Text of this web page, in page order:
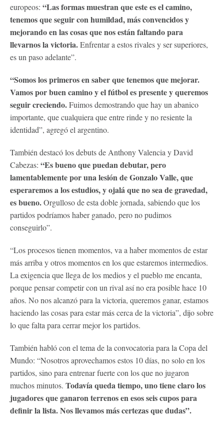
europeos: “Las formas muestran que este es el camino,
tenemos que seguir con humildad, más convencidos y
mejorando en las cosas que nos están faltando para
llevarnos la victoria.Enfrentar a estos rivales y ser superiores,
es un paso adelante”.
“Somos los primeros en saber que tenemos que mejorar.
Vamos por buen camino y el fútbol es presente y queremos
seguir creciendo.Fuimos demostrando que hay un abanico
importante, que cualquiera que entre rinde y no resiente la
identidad”, agregó el argentino.
También destacó los debuts de Anthony Valencia y David
Cabezas: “Es bueno que puedan debutar, pero
lamentablemente por una lesión de Gonzalo Valle, que
esperaremos a los estudios, y ojalá que no sea de gravedad,
es bueno.Orgulloso de esta doble jornada, sabiendo que los
partidos podríamos haber ganado, pero no pudimos
conseguirlo”.
“Los procesos tienen momentos, va a haber momentos de estar
más arriba y otros momentos en los que estaremos intermedios.
La exigencia que llega de los medios y el pueblo me encanta,
porque pensar competir con un rival así no era posible hace 10
años. No nos alcanzó para la victoria, queremos ganar, estamos
haciendo las cosas para estar más cerca de la victoria”, dijo sobre
lo que falta para cerrar mejor los partidos.
También habló con el tema de la convocatoria para la Copa del
Mundo: “Nosotros aprovechamos estos 10 días, no solo en los
partidos, sino para entrenar fuerte con los que no jugaron
muchos minutos. Todavía queda tiempo, uno tiene claro los
jugadores que ganaron terrenos en esos seis cupos para
definir la lista. Nos llevamos más certezas que dudas”.